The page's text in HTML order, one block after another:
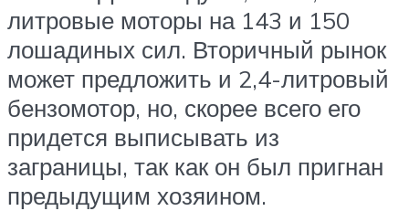
литровые моторы на 143 и 150
лошадиных сил. Вторичный рынок
может предложить и 2,4-литровый
бензомотор, но, скорее всего его
придется выписывать из
заграницы, так как он был пригнан
предыдущим хозяином.